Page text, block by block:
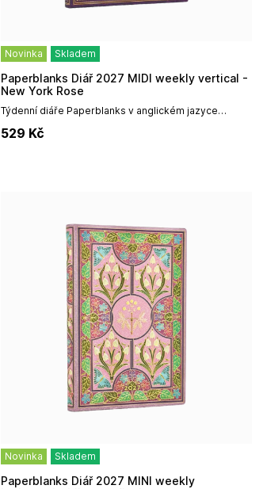
Novinka Skladem
Týdenní diáře Paperblanks v anglickém jazyce
designem, prémiovou vazbou a vysokou odolností,...
Paperblanks Diář 2027 MIDI weekly vertical -
New York Rose
529 Kč
Novinka Skladem
Paperblanks Diář 2027 MINI weekly